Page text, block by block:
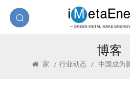
博客
家 / 行业动态 / 中国成为